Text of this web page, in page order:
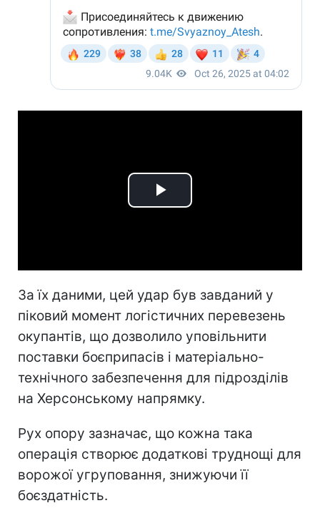
Play
За їх даними, цей удар був завданий у
піковий момент логістичних перевезень
окупантів, що дозволило уповільнити
поставки боєприпасів і матеріально-
технічного забезпечення для підрозділів
на Херсонському напрямку.
Рух опору зазначає, що кожна така
операція створює додаткові труднощі для
ворожої угруповання, знижуючи її
боєздатність.